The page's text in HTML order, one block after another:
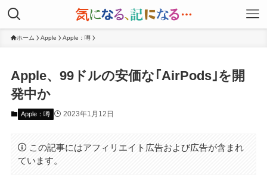
ホーム Apple Apple：噂
Apple、99ドルの安価な｢AirPods｣を開
発中か
Apple：噂 2023年1月12日
この記事にはアフィリエイト広告および広告が含まれ
ています。